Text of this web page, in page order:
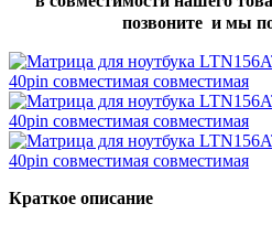
позвоните и мы
Краткое описание